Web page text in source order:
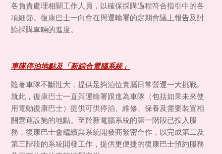
各負責處理相關工作人員，以確保採購過程符合指引中的各
項細節。復康巴士一向會在與運輸署的定期會議上報告及討
論採購車輛的進度。
車隊停泊地點及 「新綜合電腦系統」
隨著車隊不斷壯大，提供足夠泊位實屬日常營運一大挑戰。
就此，復康巴士一直與運輸署跟進為車隊（包括如果未來使
用電動復康巴士）提供可供停泊、維修、保養及需要裝置相
關營運設施的地點。至於新電腦系統的第一階段已投入服
務，復康巴士會繼續與系統開發商緊密合作，以完成第二及
第三階段的系統開發工作，提供更便捷的復康巴士預約服務